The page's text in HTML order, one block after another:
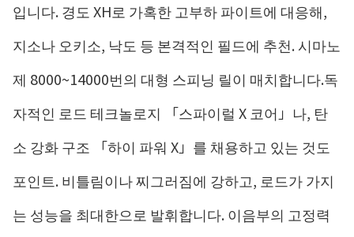
입니다. 경도 XH로 가혹한 고부하 파이트에 대응해,
지소나 오키소, 낙도 등 본격적인 필드에 추천. 시마노
제 8000~14000번의 대형 스피닝 릴이 매치합니다.독
자적인 로드 테크놀로지 「스파이럴 X 코어」나, 탄
소 강화 구조 「하이 파워 X」를 채용하고 있는 것도
포인트. 비틀림이나 찌그러짐에 강하고, 로드가 가지
는 성능을 최대한으로 발휘합니다. 이음부의 고정력